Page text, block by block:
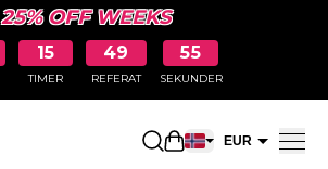
25% OFF WEEKS
15
TIMER
49
REFERAT
54
SEKUNDER
Åpne EUR